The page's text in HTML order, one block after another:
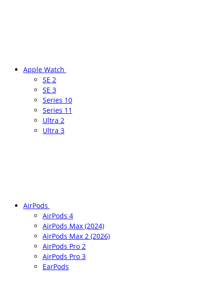
Apple Watch
SE 2
SE 3
Series 10
Series 11
Ultra 2
Ultra 3
AirPods
AirPods 4
AirPods Max (2024)
AirPods Max 2 (2026)
AirPods Pro 2
AirPods Pro 3
EarPods